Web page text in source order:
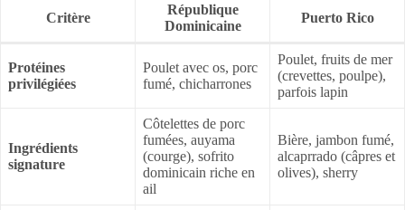
Critère
République
Dominicaine
Puerto Rico
Protéines
privilégiées
Poulet avec os, porc
fumé, chicharrones
Poulet, fruits de mer
(crevettes, poulpe),
parfois lapin
Ingrédients
signature
Côtelettes de porc
fumées, auyama
(courge), sofrito
dominicain riche en
ail
Bière, jambon fumé,
alcaprrado (câpres et
olives), sherry